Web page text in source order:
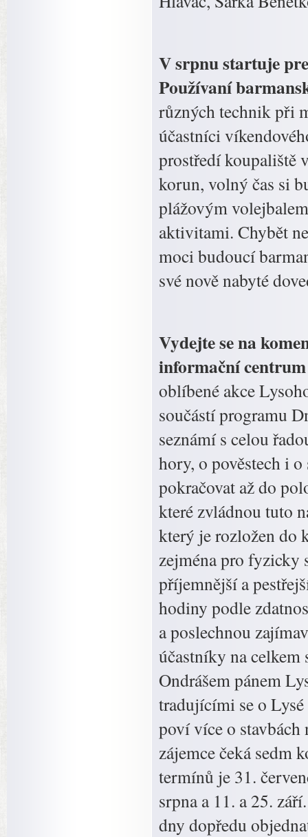
V srpnu startuje
Používaní
různých technik při
účastníci
prostředí koupaliště
korun, volný čas si
plážovým
aktivitami. Chybět
moci budoucí
své nově nabyté
Vydejte se na
informační
oblíbené akce
součástí programu
seznámí s celou
hory, o pověstech i
pokračovat až do
které zvládnou tuto
který je rozložen do
zejména pro fyzicky
příjemnější a
hodiny podle
a poslechnou
účastníky na celkem
Ondrášem pánem
tradujícími se o
poví více o stavbách
zájemce čeká sedm
termínů je 31.
srpna a 11. a 25.
dny dopředu